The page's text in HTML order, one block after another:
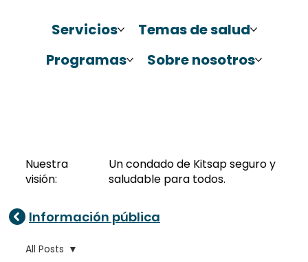
Servicios
Temas de salud
Programas
Sobre nosotros
Nuestra
visión:
Un condado de Kitsap seguro y
saludable para todos.
Información pública
All Posts